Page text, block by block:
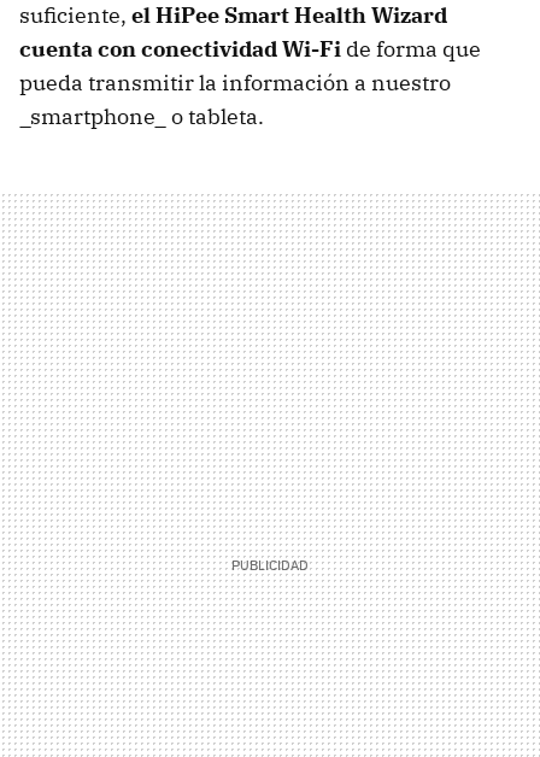
suficiente, el HiPee Smart Health Wizard
cuenta con conectividad Wi-Fi de forma que
pueda transmitir la información a nuestro
_smartphone_ o tableta.